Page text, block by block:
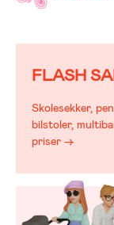
FLASH
Skolesekker,
bilstoler,
priser →